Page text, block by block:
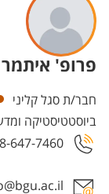
פרופ' איתמר
יחידות
חבר/ת סגל קליני
ביוסטטיסטיקה
647-7460